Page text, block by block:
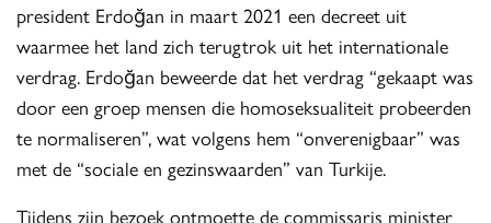
president Erdoğan in maart 2021 een decreet uit
waarmee het land zich terugtrok uit het internationale
verdrag. Erdoğan beweerde dat het verdrag “gekaapt was
door een groep mensen die homoseksualiteit probeerden
te normaliseren”, wat volgens hem “onverenigbaar” was
met de “sociale en gezinswaarden” van Turkije.
Tijdens zijn bezoek ontmoette de commissaris minister